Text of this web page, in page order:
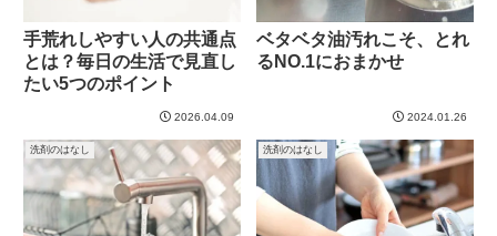
手荒れしやすい人の共通点
とは？毎日の生活で見直し
たい5つのポイント
2026.04.09
ベタベタ油汚れこそ、とれ
るNO.1におまかせ
2024.01.26
洗剤のはなし 洗剤のはなし